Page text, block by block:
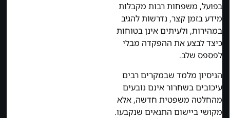
בפועל, משפחות רבות מקבלות
מידע בזמן קצר, נדרשות להגיב
במהירות, ולעיתים אינן בטוחות
כיצד לבצע את ההפקדה מבלי
לפספס שלב.
הניסיון מלמד שבמקרים רבים
עיכובים בשחרור אינם נובעים
מהחלטה משפטית חדשה, אלא
מקושי ביישום התנאים שנקבעו.